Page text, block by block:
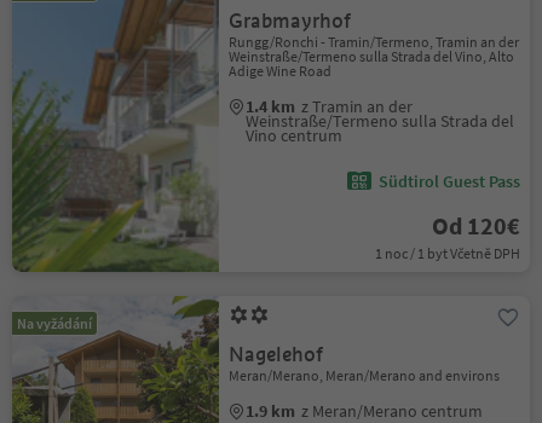
Grabmayrhof
Rungg/Ronchi - Tramin/Termeno, Tramin an der
Weinstraße/Termeno sulla Strada del Vino, Alto
Adige Wine Road
1.4 km z Tramin an der
Weinstraße/Termeno sulla Strada del
Vino centrum
Südtirol Guest Pass
Od 120€
1 noc / 1 byt Včetně DPH
Na vyžádání
Nagelehof
Meran/Merano, Meran/Merano and environs
1.9 km z Meran/Merano centrum